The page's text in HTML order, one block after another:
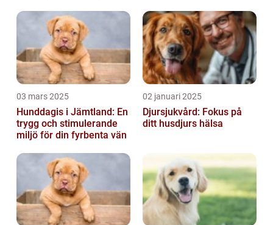
03 mars 2025
Hunddagis i Jämtland: En
trygg och stimulerande
miljö för din fyrbenta vän
02 januari 2025
Djursjukvård: Fokus på
ditt husdjurs hälsa